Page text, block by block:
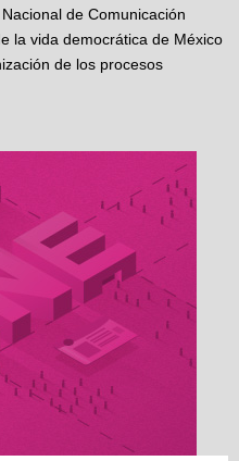
de Comunicación
la vida democrática de México
de los procesos